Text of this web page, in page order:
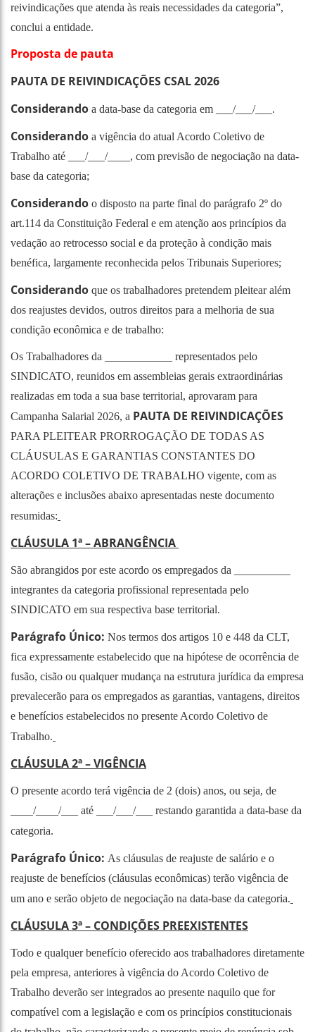
reivindicações que atenda às reais necessidades da categoria”,
conclui a entidade.
Proposta de pauta
PAUTA DE REIVINDICAÇÕES CSAL 2026
Considerando a data-base da categoria em ___/___/___.
Considerando a vigência do atual Acordo Coletivo de
Trabalho até ___/___/____, com previsão de negociação na data-
base da categoria;
Considerando o disposto na parte final do parágrafo 2º do
art.114 da Constituição Federal e em atenção aos princípios da
vedação ao retrocesso social e da proteção à condição mais
benéfica, largamente reconhecida pelos Tribunais Superiores;
Considerando que os trabalhadores pretendem pleitear além
dos reajustes devidos, outros direitos para a melhoria de sua
condição econômica e de trabalho:
Os Trabalhadores da ____________ representados pelo
SINDICATO, reunidos em assembleias gerais extraordinárias
realizadas em toda a sua base territorial, aprovaram para
Campanha Salarial 2026, a PAUTA DE REIVINDICAÇÕES
PARA PLEITEAR PRORROGAÇÃO DE TODAS AS
CLÁUSULAS E GARANTIAS CONSTANTES DO
ACORDO COLETIVO DE TRABALHO vigente, com as
alterações e inclusões abaixo apresentadas neste documento
resumidas:
CLÁUSULA 1ª – ABRANGÊNCIA
São abrangidos por este acordo os empregados da __________
integrantes da categoria profissional representada pelo
SINDICATO em sua respectiva base territorial.
Parágrafo Único: Nos termos dos artigos 10 e 448 da CLT,
fica expressamente estabelecido que na hipótese de ocorrência de
fusão, cisão ou qualquer mudança na estrutura jurídica da empresa
prevalecerão para os empregados as garantias, vantagens, direitos
e benefícios estabelecidos no presente Acordo Coletivo de
Trabalho.
CLÁUSULA 2ª – VIGÊNCIA
O presente acordo terá vigência de 2 (dois) anos, ou seja, de
____/____/___ até ___/___/___ restando garantida a data-base da
categoria.
Parágrafo Único: As cláusulas de reajuste de salário e o
reajuste de benefícios (cláusulas econômicas) terão vigência de
um ano e serão objeto de negociação na data-base da categoria.
CLÁUSULA 3ª – CONDIÇÕES PREEXISTENTES
Todo e qualquer benefício oferecido aos trabalhadores diretamente
pela empresa, anteriores à vigência do Acordo Coletivo de
Trabalho deverão ser integrados ao presente naquilo que for
compatível com a legislação e com os princípios constitucionais